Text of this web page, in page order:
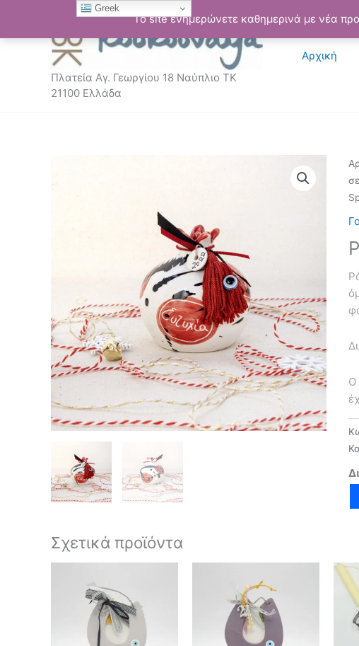
Το site ενημερώνετε καθημερινά με νέα
περιεχόμενο
Πλατεία Αγ. Γεωργίου 18 Ναύπλιο ΤΚ
21100 Ελλάδα
Αρχική
Ο
Σχετικά προϊόντα
Greek